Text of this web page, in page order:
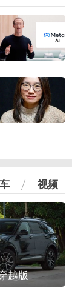
视频
越版